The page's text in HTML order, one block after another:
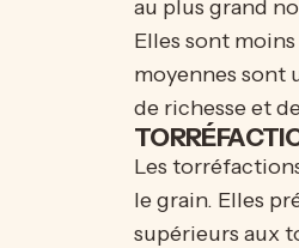
au plus grand
Elles sont
moyennes sont
de richesse et
Les
le grain. Elles
supérieurs aux